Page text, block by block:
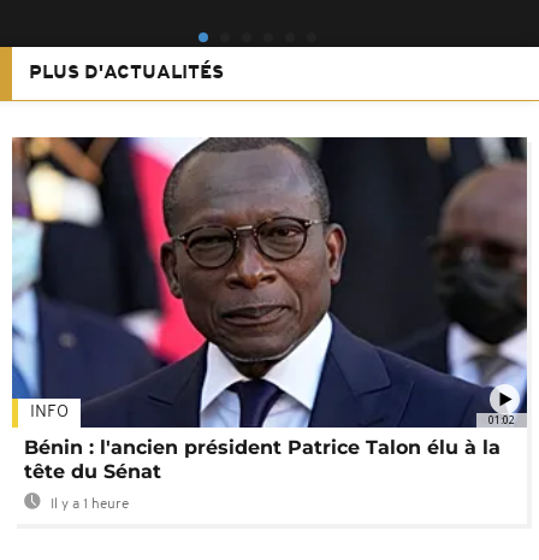
PLUS D'ACTUALITÉS
01:02
INFO
Bénin : l'ancien président Patrice Talon élu à la
tête du Sénat
Il y a 1 heure